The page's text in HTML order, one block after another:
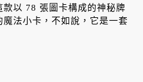
以 78 張圖卡構成的神秘牌
法小卡，不如說，它是一套